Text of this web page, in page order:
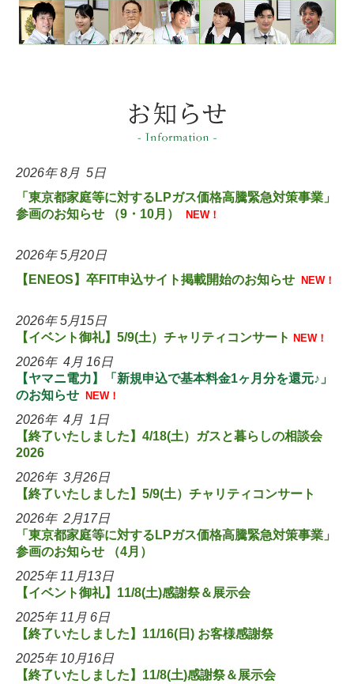
2026年 8月 5日
「東京都家庭等に対するLPガス価格高騰緊急対策事業」
参画のお知らせ （9・10月） NEW！
2026年 5月20日
【ENEOS 】卒FIT申込サイト掲載開始のお知らせ NEW！
2026年 5月15日
【イベント御礼】5/9(土）チャリティコンサート NEW！
2026年 4月 16日
【ヤマニ電力】「新規申込で基本料金1ヶ月分を還元♪」
のお知らせ NEW！
2026年 4月 1 日
【終了いたしました】4/18(土）ガスと暮らしの相談会
2026
2026年 3月26日
【終了いたしました】5/9(土）チャリティコンサート
2026年 2月17日
「東京都家庭等に対するLPガス価格高騰緊急対策事業」
参画のお知らせ （4月）
2025年 11 月13日
【イベント御礼】 11/8(土)感謝祭＆展示会
2025年 11 月 6日
【終了いたしました 】11/16(日) お客様感謝祭
2025年 10月16日
【終了いたしました】11/8(土)感謝祭＆展示会